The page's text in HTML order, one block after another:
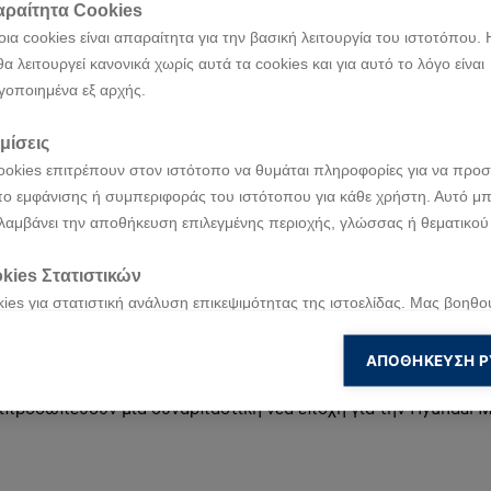
Cookies
cookies είναι απαραίτητα για την βασική λειτουργία του ιστοτόπου.
λειτουργεί κανονικά χωρίς αυτά τα cookies και για αυτό το λόγο είναι
εξ αρχής.
επιτρέπουν στον ιστότοπο να θυμάται πληροφορίες για να
εμφάνισης ή συμπεριφοράς του ιστότοπου για κάθε χρήστη. Αυτό
την αποθήκευση επιλεγμένης περιοχής, γλώσσας ή
Στατιστικών
για στατιστική ανάλυση επικεψιμότητας της ιστοελίδας. Μας
για Marketing
ΑΠΟΘΉΚΕΥΣΗ
Rally Teams Διαγωνισμός WRC 2025 Ράλλυ Ακρόπολις: Highlights
των αγωνιστικών
Hyundai.
η Hyundai συμμετέχει με επιτυχία σε ειδικές διαδρομές
μας επιτρέπει να μεταφέρουμε την αγωνιστική τεχνογνωσία
μία συναρπαστική νέα εποχή για την Hyundai